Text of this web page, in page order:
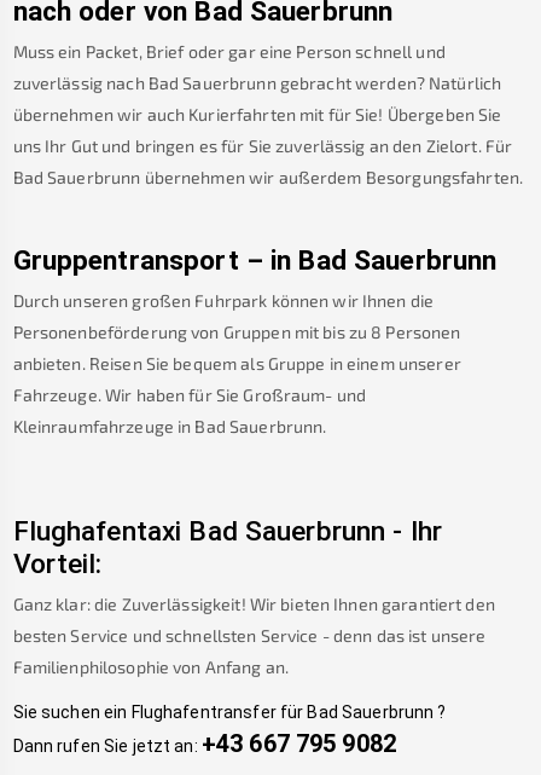
nach oder von Bad Sauerbrunn
Muss ein Packet, Brief oder gar eine Person schnell und
zuverlässig nach Bad Sauerbrunn gebracht werden? Natürlich
übernehmen wir auch Kurierfahrten mit für Sie! Übergeben Sie
uns Ihr Gut und bringen es für Sie zuverlässig an den Zielort. Für
Bad Sauerbrunn übernehmen wir außerdem Besorgungsfahrten.
Gruppentransport – in Bad Sauerbrunn
Durch unseren großen Fuhrpark können wir Ihnen die
Personenbeförderung von Gruppen mit bis zu 8 Personen
anbieten. Reisen Sie bequem als Gruppe in einem unserer
Fahrzeuge. Wir haben für Sie Großraum- und
Kleinraumfahrzeuge in Bad Sauerbrunn.
Flughafentaxi Bad Sauerbrunn - Ihr
Vorteil:
Ganz klar: die Zuverlässigkeit! Wir bieten Ihnen garantiert den
besten Service und schnellsten Service - denn das ist unsere
Familienphilosophie von Anfang an.
Sie suchen ein Flughafentransfer für Bad Sauerbrunn ?
Dann rufen Sie jetzt an: +43 667 795 9082